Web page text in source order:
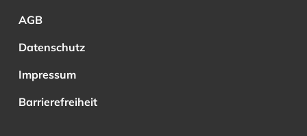
AGB
Datenschutz
Impressum
Barrierefreiheit